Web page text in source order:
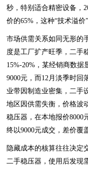
秒，特别适合精密设备，
价的65%，这种“技术溢价
市场供需关系如同无形的
度是工厂扩产旺季，二手
15%-20%，某经销商数据
9000元，而12月淡季时回
业带因制造业密集，二手
地区因供需失衡，价格波
稳压器，在本地报价8000
终以9000元成交，差价覆
隐藏成本的核算往往决定
二手稳压器，使用后发现